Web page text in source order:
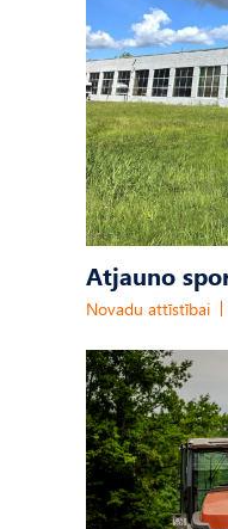
Atjauno
Novadu attīstībai